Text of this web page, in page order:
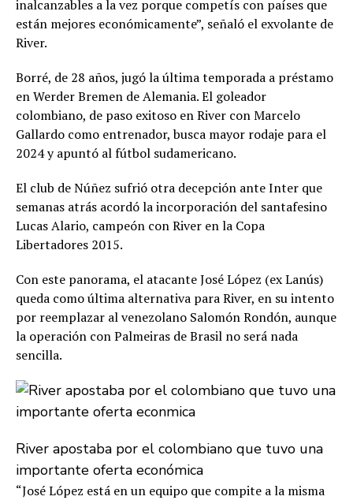
inalcanzables a la vez porque competís con países que
están mejores económicamente”, señaló el exvolante de
River.
Borré, de 28 años, jugó la última temporada a préstamo
en Werder Bremen de Alemania. El goleador
colombiano, de paso exitoso en River con Marcelo
Gallardo como entrenador, busca mayor rodaje para el
2024 y apuntó al fútbol sudamericano.
El club de Núñez sufrió otra decepción ante Inter que
semanas atrás acordó la incorporación del santafesino
Lucas Alario, campeón con River en la Copa
Libertadores 2015.
Con este panorama, el atacante José López (ex Lanús)
queda como última alternativa para River, en su intento
por reemplazar al venezolano Salomón Rondón, aunque
la operación con Palmeiras de Brasil no será nada
sencilla.
River apostaba por el colombiano que tuvo una
importante oferta económica
“José López está en un equipo que compite a la misma